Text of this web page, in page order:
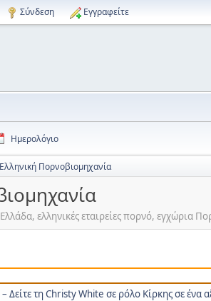
Σύνδεση Εγγραφείτε
Ημερολόγιο
Ελληνική Πορνοβιομηχανία
ελληνικές εταιρείες πορνό,
Δείτε τη Christy White σε ρόλο Κίρκης σε ένα